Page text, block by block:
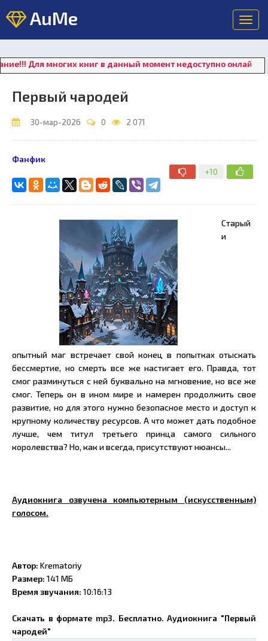
AuMe
многих книг в данный момент недоступно онлайн
Первый чародей
30-мар-2026 0 2 071
+10
Фанфик
Старый
и
опытный маг встречает свой конец в попытках отыскать
бессмертие, но смерть все же настигает его. Правда, тот
смог разминуться с ней буквально на мгновение, но все же
смог. Теперь он в ином мире и намерен продолжить свое
развитие, но для этого нужно безопасное место и доступ к
крупному количеству ресурсов. А что может дать подобное
лучше, чем титул третьего принца самого сильного
королевства? Но, как и всегда, присутствуют нюансы...
Аудиокнига озвучена компьютерным (искусственным)
голосом.
Автор: Krematoriy
Размер: 141 МБ
Время звучания: 10:16:13
Скачать в формате mp3. Бесплатно. Аудиокнига "Первый
чародей"